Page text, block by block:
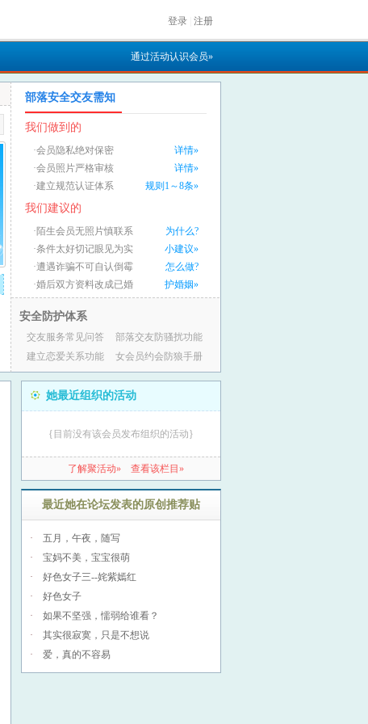
登录 注册
通过活动认识会员»
部落安全交友需知
我们做到的
·会员隐私绝对保密
详情»
·会员照片严格审核
详情»
·建立规范认证体系
规则1～8条»
我们建议的
·陌生会员无照片慎联系
为什么?
·条件太好切记眼见为实
小建议»
·遭遇诈骗不可自认倒霉
怎么做?
·婚后双方资料改成已婚
护婚姻»
安全防护体系
交友服务常见问答
部落交友防骚扰功能
建立恋爱关系功能
女会员约会防狼手册
她最近组织的活动
{目前没有该会员发布组织的活动}
了解聚活动» 查看该栏目»
最近她在论坛发表的原创推荐贴
·
五月，午夜，随写
·
宝妈不美，宝宝很萌
·
好色女子三--姹紫嫣红
·
好色女子
·
如果不坚强，懦弱给谁看？
·
其实很寂寞，只是不想说
·
爱，真的不容易